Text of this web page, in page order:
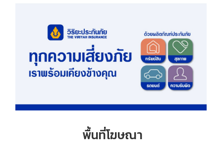
พื้นที่โฆษณา